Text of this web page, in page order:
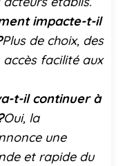
impacte-t-il
Plus de choix, des
facilité aux
t-il continuer à
Oui, la
une
et rapide du